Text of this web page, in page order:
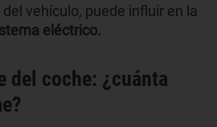
vehículo, puede influir en la
eléctrico.
del coche: ¿cuánta